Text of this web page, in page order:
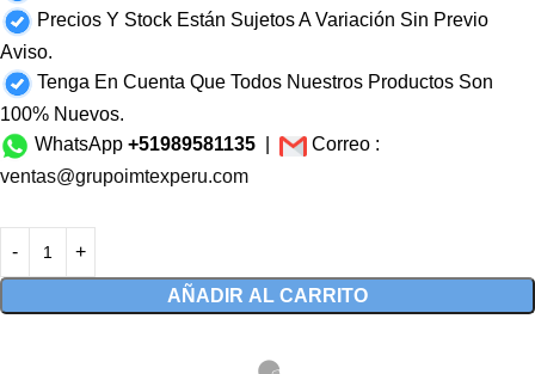
Precios Y Stock Están Sujetos A Variación Sin Previo
Aviso.
Tenga En Cuenta Que Todos Nuestros Productos Son
100% Nuevos.
WhatsApp +51989581135
Correo :
ventas@grupoimtexperu.com
AÑADIR AL CARRITO